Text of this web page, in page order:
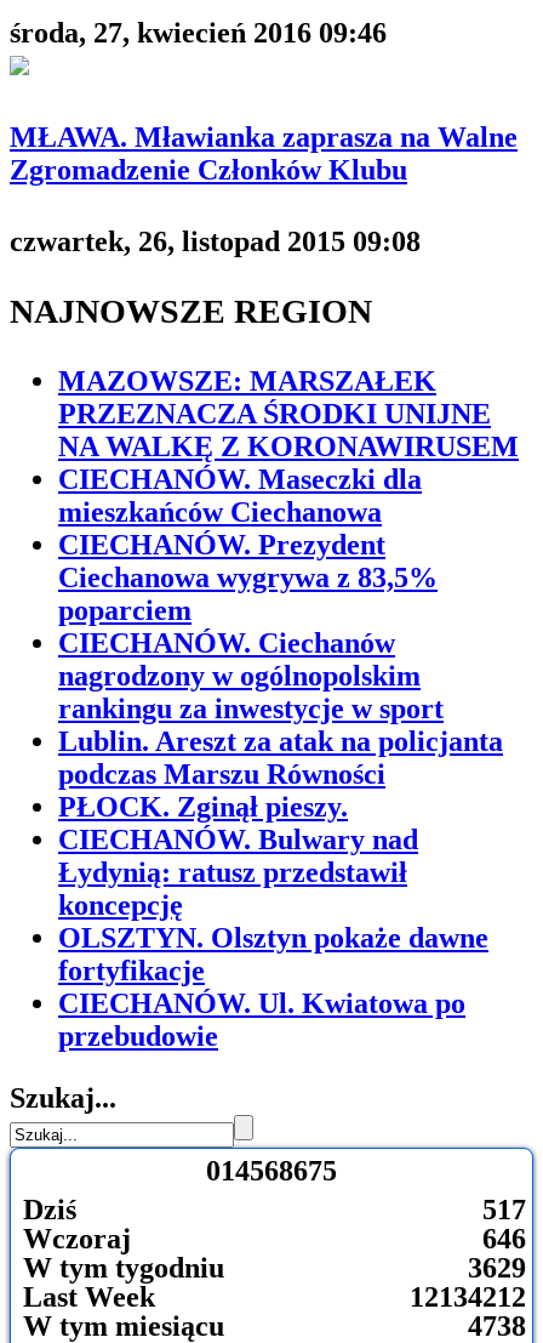
środa, 27, kwiecień 2016 09:46
MŁAWA. Mławianka zaprasza na Walne
Zgromadzenie Członków Klubu
czwartek, 26, listopad 2015 09:08
NAJNOWSZE REGION
MAZOWSZE: MARSZAŁEK
PRZEZNACZA ŚRODKI UNIJNE
NA WALKĘ Z KORONAWIRUSEM
CIECHANÓW. Maseczki dla
mieszkańców Ciechanowa
CIECHANÓW. Prezydent
Ciechanowa wygrywa z 83,5%
poparciem
CIECHANÓW. Ciechanów
nagrodzony w ogólnopolskim
rankingu za inwestycje w sport
Lublin. Areszt za atak na policjanta
podczas Marszu Równości
PŁOCK. Zginął pieszy.
CIECHANÓW. Bulwary nad
Łydynią: ratusz przedstawił
koncepcję
OLSZTYN. Olsztyn pokaże dawne
fortyfikacje
CIECHANÓW. Ul. Kwiatowa po
przebudowie
Szukaj...
014568675
Dziś
Wczoraj
W tym tygodniu
Last Week
W tym miesiącu
517
646
3629
12134212
4738